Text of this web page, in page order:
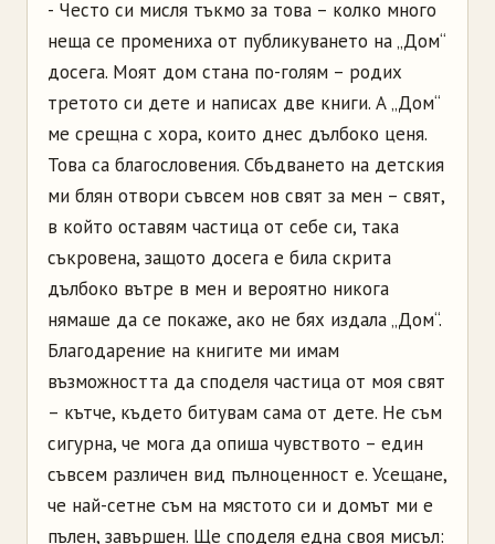
- Често си мисля тъкмо за това – колко много
неща се промениха от публикуването на „Дом“
досега. Моят дом стана по-голям – родих
третото си дете и написах две книги. А „Дом“
ме срещна с хора, които днес дълбоко ценя.
Това са благословения. Сбъдването на детския
ми блян отвори съвсем нов свят за мен – свят,
в който оставям частица от себе си, така
съкровена, защото досега е била скрита
дълбоко вътре в мен и вероятно никога
нямаше да се покаже, ако не бях издала „Дом“.
Благодарение на книгите ми имам
възможността да споделя частица от моя свят
– кътче, където битувам сама от дете. Не съм
сигурна, че мога да опиша чувството – един
съвсем различен вид пълноценност е. Усещане,
че най-сетне съм на мястото си и домът ми е
пълен, завършен. Ще споделя една своя мисъл: